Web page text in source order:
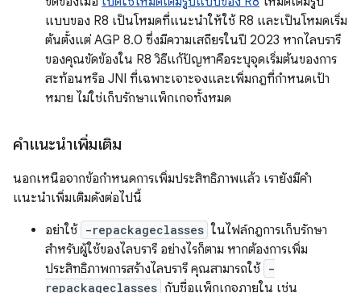
แบบของ R8 เป็นโหมดที่แนะนำให้ใช้ R8 และเป็นโหมดเริ่ม
ต้นตั้งแต่ AGP 8.0 ซึ่งมีความเสถียรในปี 2023 หากไลบรารี
ของคุณขัดข้องใน R8 วิธีแก้ปัญหาคือระบุจุดเริ่มต้นของการ
สะท้อนหรือ JNI ที่เฉพาะเจาะจงและเพิ่มกฎที่กำหนดเป้า
หมาย ไม่ใช่เก็บรักษาแพ็กเกจทั้งหมด
คำแนะนำเพิ่มเติม
นอกเหนือจากข้อกำหนดการเพิ่มประสิทธิภาพแล้ว เรายังมีคำ
แนะนำเพิ่มเติมดังต่อไปนี้
อย่าใช้ -repackageclasses ในไฟล์กฎการเก็บรักษา
สำหรับผู้ใช้ของไลบรารี อย่างไรก็ตาม หากต้องการเพิ่ม
ประสิทธิภาพการสร้างไลบรารี คุณสามารถใช้ -
repackageclasses กับชื่อแพ็กเกจภายใน เช่น